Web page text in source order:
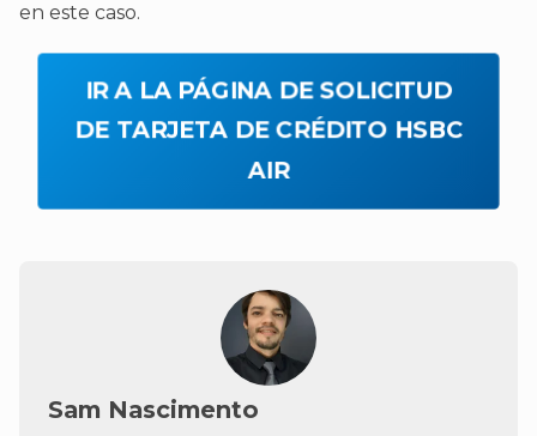
en este caso.
IR A LA PÁGINA DE SOLICITUD
DE TARJETA DE CRÉDITO HSBC
AIR
Sam Nascimento